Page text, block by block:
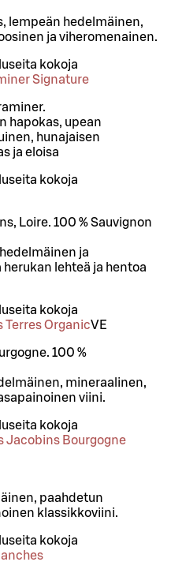
lempeän hedelmäinen,
ja viheromenainen.
useita kokoja
Signature
hapokas, upean
hunajaisen
ja eloisa
useita kokoja
Loire. 100 % Sauvignon
ja
lehteä ja hentoa
useita kokoja
Terres OrganicVE
100 %
mineraalinen,
viini.
useita kokoja
Jacobins Bourgogne
paahdetun
klassikkoviini.
useita kokoja